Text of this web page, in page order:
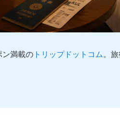
ン満載の トリップドットコム 。